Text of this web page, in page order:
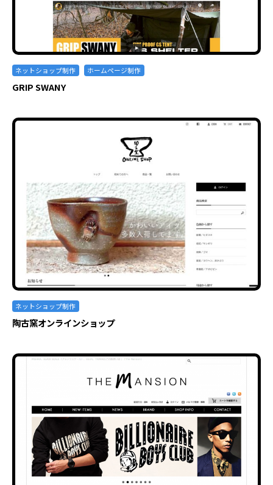
ネットショップ制作 ホームページ制作
GRIP SWANY
ネットショップ制作
陶古窯オンラインショップ